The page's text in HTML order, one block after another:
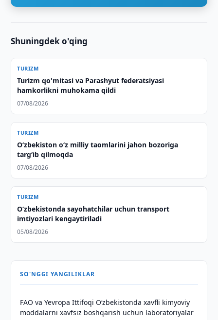
Shuningdek o'qing
TURIZM
Turizm qo'mitasi va Parashyut federatsiyasi
hamkorlikni muhokama qildi
07/08/2026
TURIZM
Oʻzbekiston oʻz milliy taomlarini jahon bozoriga
targʻib qilmoqda
07/08/2026
TURIZM
Oʻzbekistonda sayohatchilar uchun transport
imtiyozlari kengaytiriladi
05/08/2026
SO'NGGI YANGILIKLAR
FAO va Yevropa Ittifoqi O‘zbekistonda xavfli kimyoviy
moddalarni xavfsiz boshqarish uchun laboratoriyalar